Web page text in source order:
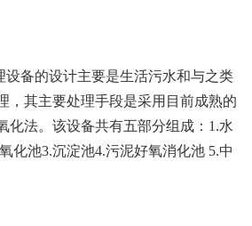
备的设计主要是生活污水和与之类
，其主要处理手段是采用目前成熟的
化法。该设备共有五部分组成：1.水
化池3.沉淀池4.污泥好氧消化池 5.中